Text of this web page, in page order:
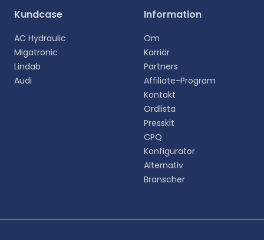
Kundcase
AC Hydraulic
Migatronic
Lindab
Audi
Information
Om
Karriär
Partners
Affiliate-Program
Kontakt
Ordlista
Presskit
CPQ
Konfigurator
Alternativ
Branscher